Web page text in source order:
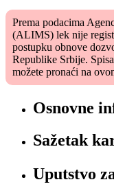
Prema podacima
(ALIMS) lek nije
postupku obnove
Republike Srbije.
možete pronaći na
Osnovne
Sažetak
Uputstvo